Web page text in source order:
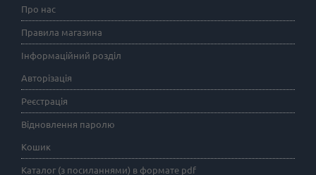
Про нас
Правила магазина
Інформаційний розділ
Авторізація
Реєстрація
Відновлення паролю
Кошик
Каталог (з посиланнями) в формате pdf